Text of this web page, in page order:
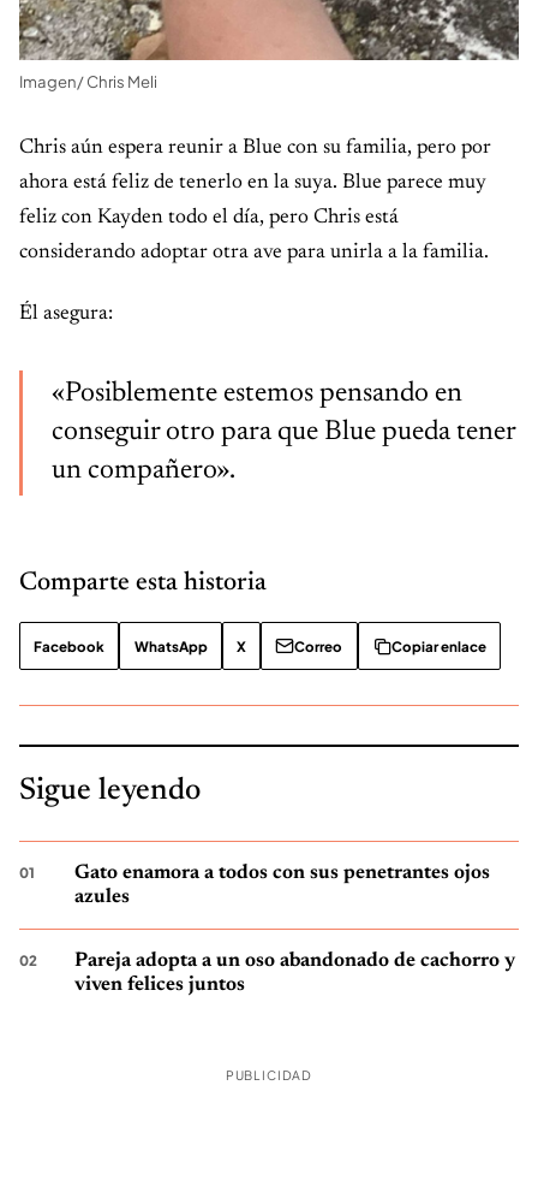
Imagen/ Chris Meli
Chris aún espera reunir a Blue con su familia, pero por
ahora está feliz de tenerlo en la suya. Blue parece muy
feliz con Kayden todo el día, pero Chris está
considerando adoptar otra ave para unirla a la familia.
Él asegura:
«Posiblemente estemos pensando en
conseguir otro para que Blue pueda tener
un compañero».
Comparte esta historia
Facebook WhatsApp X Correo Copiar enlace
Sigue leyendo
Gato enamora a todos con sus penetrantes ojos
azules
Pareja adopta a un oso abandonado de cachorro y
viven felices juntos
PUBLICIDAD